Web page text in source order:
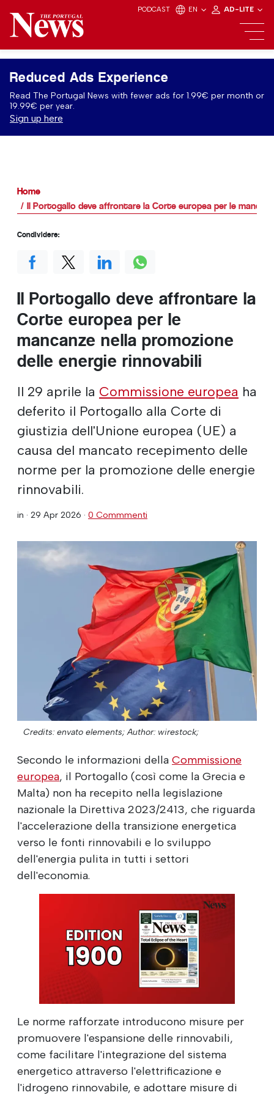
PODCAST EN AD-LITE
Reduced Ads Experience
Read The Portugal News with fewer ads for 1.99€ per month or
19.99€ per year.
Sign up here
Home
Il Portogallo deve affrontare la Corte europea per le
Il Portogallo deve affrontare la
Corte europea per le
mancanze nella promozione
delle energie rinnovabili
Il 29 aprile la Commissione europea ha
deferito il Portogallo alla Corte di
giustizia dell'Unione europea (UE) a
causa del mancato recepimento delle
norme per la promozione delle energie
rinnovabili.
in · 29 Apr 2026 · 0 Commmenti
Credits: envato elements; Author: wirestock;
Secondo le informazioni della Commissione
europea, il Portogallo (così come la Grecia e
Malta) non ha recepito nella legislazione
nazionale la Direttiva 2023/2413, che riguarda
l'accelerazione della transizione energetica
verso le fonti rinnovabili e lo sviluppo
dell'energia pulita in tutti i settori
dell'economia.
Le norme rafforzate introducono misure per
promuovere l'espansione delle rinnovabili,
come facilitare l'integrazione del sistema
energetico attraverso l'elettrificazione e
l'idrogeno rinnovabile, e adottare misure di
Condividere: